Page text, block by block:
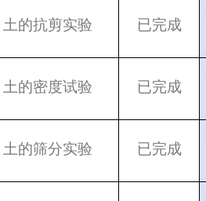
土的抗剪实验 已完成
土的密度试验 已完成
土的筛分实验 已完成